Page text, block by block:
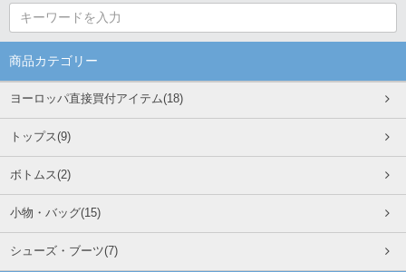
商品カテゴリー
ヨーロッパ直接買付アイテム(18)
トップス(9)
ボトムス(2)
小物・バッグ(15)
シューズ・ブーツ(7)